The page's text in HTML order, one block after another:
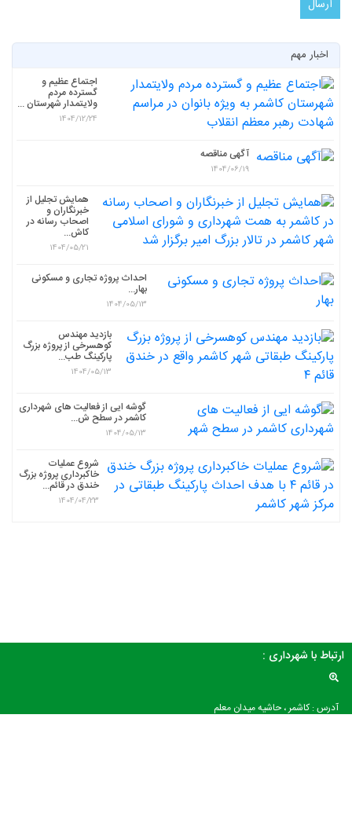
اخبار مهم
اجتماع عظیم و
گسترده مردم
ولایتمدار شهرستان ...
1404/12/24
آگهی مناقصه
1404/06/19
همایش تجلیل از
خبرنگاران و
اصحاب رسانه در
کاش...
1404/05/21
احداث پروژه تجاری و مسکونی
بهار...
1404/05/13
بازدید مهندس
کوهسرخی از پروژه بزرگ
پارکینگ طب...
1404/05/13
گوشه ایی از فعالیت های شهرداری
کاشمر در سطح ش...
1404/05/13
شروع عملیات
خاکبرداری پروژه بزرگ
خندق در قائم...
1404/04/23
ارتباط با شهرداری :
آدرس : کاشمر ، حاشیه میدان معلم